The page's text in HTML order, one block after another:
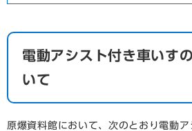
電動アシスト付き車いす
いて
原爆資料館において、次のとおり電動